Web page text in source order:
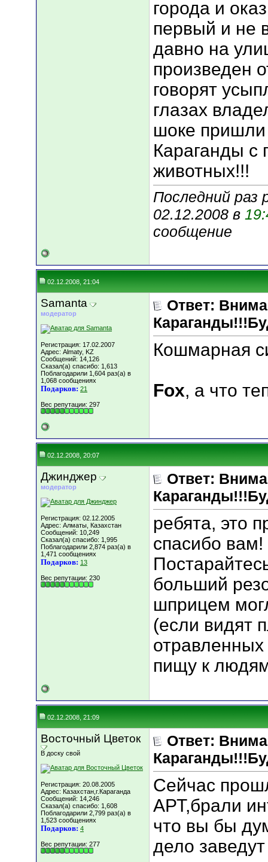
города и
первый и не
давно на
произведен
говорят
глазах
шоке
Караганды с
животных!!!
Последний раз
02.12.2008 в
сообщение
02.12.2008, 21:04
Samanta
модератор
Регистрация: 17.02.2007
Адрес: Almaty, KZ
Сообщений: 14,126
Сказал(а) спасибо: 1,613
Поблагодарили 1,604 раз(а) в
1,068 сообщениях
Подарков: 21
Вес репутации: 297
Ответ:
Кошмарная
Fox, а что
02.12.2008, 20:07
Джинджер
модератор
Регистрация: 02.12.2005
Адрес: Алматы, Казахстан
Сообщений: 10,249
Сказал(а) спасибо: 1,995
Поблагодарили 2,874 раз(а) в
1,471 сообщениях
Подарков: 13
Вес репутации: 230
Ответ:
ребята, это
спасибо вам!
больший
шприцем
(если видят
отравленных
пищу к
02.12.2008, 21:09
Восточный Цветок
В доску свой
Регистрация: 20.08.2005
Адрес: Казахстан,г.Караганда
Сообщений: 14,246
Сказал(а) спасибо: 1,608
Поблагодарили 2,799 раз(а) в
1,523 сообщениях
Подарков: 4
Вес репутации: 277
Ответ:
Сейчас
АРТ,брали
что вы бы
дело